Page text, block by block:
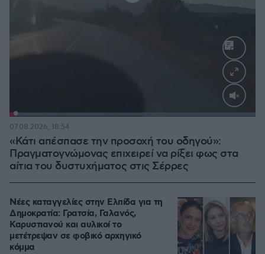
Loaded:
«Κάτι απέσπασε την προσοχή του οδηγού»:
Πραγματογνώμονας επιχειρεί να ρίξει φως στα
αίτια του δυστυχήματος στις Σέρρες
07.08.2026, 18:54
Νέες καταγγελίες στην Ελπίδα για τη
Δημοκρατία: Γρατσία, Γαλανός,
Καρυστιανού και αυλικοί το
μετέτρεψαν σε φοβικό αρχηγικό
κόμμα